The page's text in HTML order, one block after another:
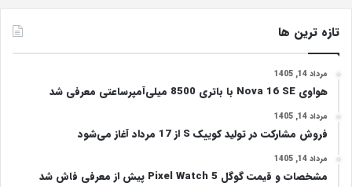
تازه ترین ها
مرداد 14, 1405
هواوی Nova 16 SE با باتری 8500 میلی‌آمپرساعتی معرفی شد
مرداد 14, 1405
فروش مشارکت در تولید کوییک S از 17 مرداد آغاز می‌شود
مرداد 14, 1405
مشخصات و قیمت گوگل Pixel Watch 5 پیش از معرفی فاش شد